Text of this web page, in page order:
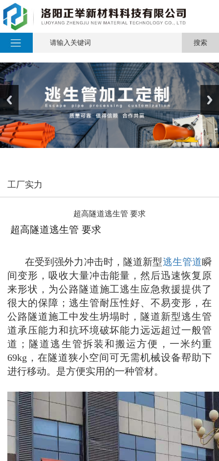
工厂实力
超高隧道逃生管 要求
超高隧道逃生管 要求
在受到强外力冲击时，隧道新型逃生管道瞬
间变形，吸收大量冲击能量，然后迅速恢复原
来形状，为公路隧道施工逃生应急救援提供了
很大的保障；逃生管耐压性好、不易变形，在
公路隧道施工中发生坍塌时，隧道新型逃生管
道承压能力和抗环境破坏能力远远超过一般管
道；隧道逃生管拆装和搬运方便，一米约重
69kg，在隧道狭小空间可无需机械设备帮助下
进行移动。是方便实用的一种管材。